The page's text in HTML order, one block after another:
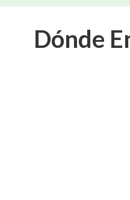
Dónde